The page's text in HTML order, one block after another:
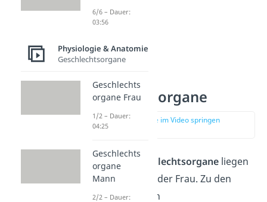
Innere
Geschlechtsorgane
zur Stelle im Video springen
inneren Geschlechtsorgane liegen
im Körperinneren der Frau. Zu den
inneren weiblichen
6/6 – Dauer:
03:56
Physiologie & Anatomie
Geschlechtsorgane
Geschlechts
organe Frau
1/2 – Dauer:
04:25
Geschlechts
organe
Mann
2/2 – Dauer: